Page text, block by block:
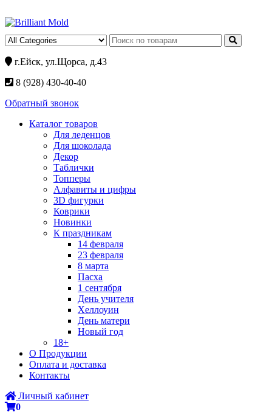
г.Ейск, ул.Щорса, д.43
8 (928) 430-40-40
Обратный звонок
Каталог товаров
Для леденцов
Для шоколада
Декор
Таблички
Топперы
Алфавиты и цифры
3D фигурки
Коврики
Новинки
К праздникам
14 февраля
23 февраля
8 марта
Пасха
1 сентября
День учителя
Хеллоуин
День матери
Новый год
18+
О Продукции
Оплата и доставка
Контакты
Личный кабинет
0